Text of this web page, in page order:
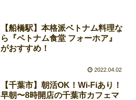
【船橋駅】本格派ベトナム料理な
ら『ベトナム食堂 フォーホア』
がおすすめ！
2022.04.02
【千葉市】朝活OK！Wi-Fiあり！
早朝〜8時開店の千葉市カフェマ